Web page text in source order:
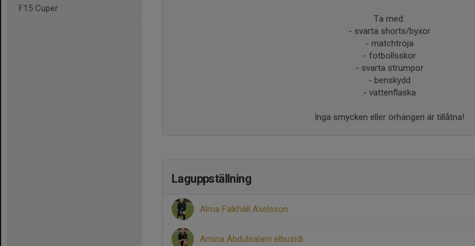
F15 Cuper
Ta med:
- svarta shorts/byxor
- matchtröja
- fotbollsskor
- svarta strumpor
- benskydd
- vattenflaska
Inga smycken eller örhängen är tillåtna!
Laguppställning
Alma Falkhäll Axelsson
Amina Abdulsalam elbuzidi